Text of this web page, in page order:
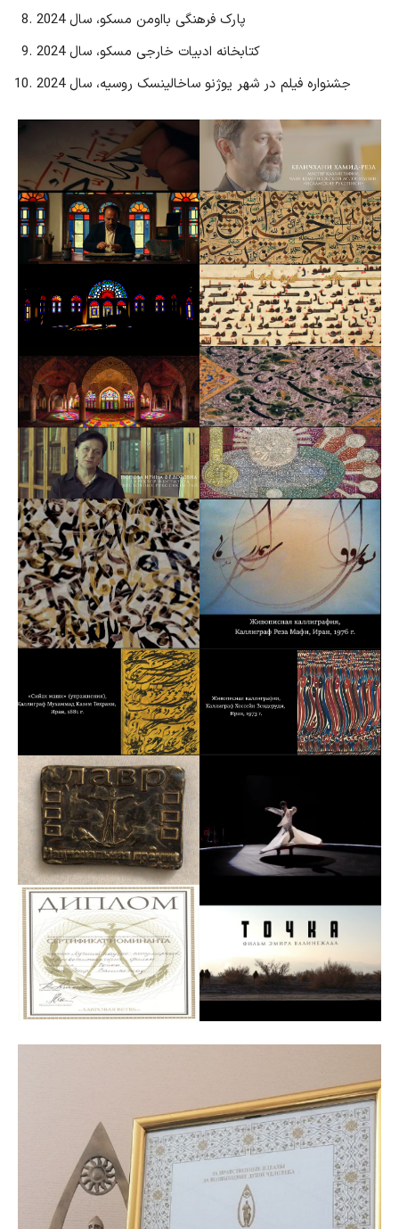
پارک فرهنگی بااومن مسکو، سال 2024
کتابخانه ادبیات خارجی مسکو، سال 2024
جشنواره فیلم در شهر یوژنو ساخالینسک روسیه، سال 2024